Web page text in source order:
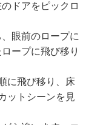
ドアをピックロ
眼前のロープに
ープに飛び移り
に飛び移り、床
ットシーンを見